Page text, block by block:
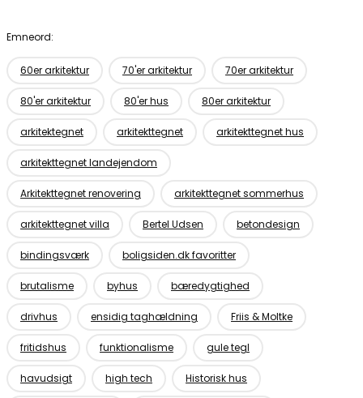
Emneord:
60er arkitektur 70'er arkitektur 70er arkitektur
80'er arkitektur 80'er hus 80er arkitektur
arkitektegnet arkitekttegnet arkitekttegnet hus
arkitekttegnet landejendom
Arkitekttegnet renovering arkitekttegnet sommerhus
arkitekttegnet villa Bertel Udsen betondesign
bindingsværk boligsiden.dk favoritter
brutalisme byhus bæredygtighed
drivhus ensidig taghældning Friis & Moltke
fritidshus funktionalisme gule tegl
havudsigt high tech Historisk hus